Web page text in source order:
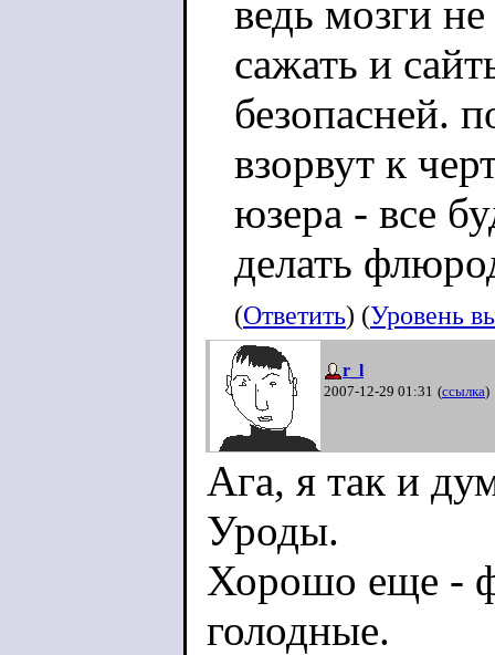
ведь мозги
сажать и
безопасней.
взорвут к
юзера - все
делать
(Ответить) (Уровень
r_l
2007-12-29 01:31 (ссылка)
Ага, я так и
Уроды.
Хорошо еще -
голодные.